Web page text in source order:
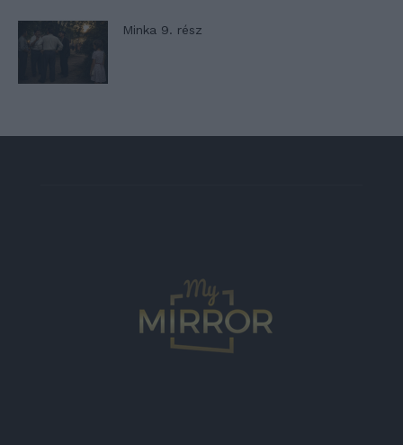
Minka 9. rész